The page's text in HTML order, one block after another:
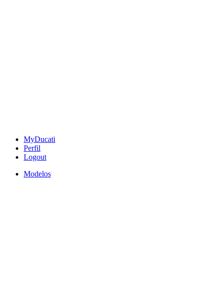
MyDucati
Perfil
Logout
Modelos